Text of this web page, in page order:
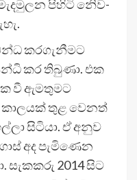
පිහිටි නි‍ෙව­
කර­ගැ­නී­මට
කර තිබුණා. එක
වී ඇම­තු­මට
කාල­යක් තුළ වෙනත්
සිටියා. ඒ අනුව
අද පැමි­ණෙන
සැක­කරු 2014 සිට